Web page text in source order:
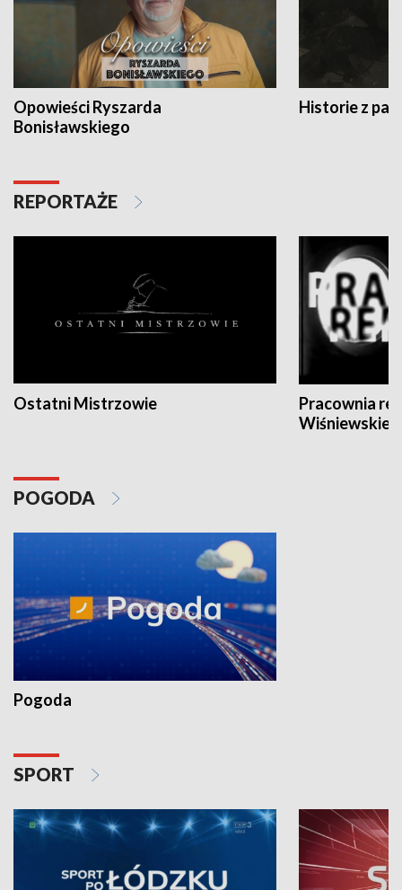
Opowieści Ryszarda
Bonisławskiego
Historie z
REPORTAŻE
Ostatni Mistrzowie
Pracownia
POGODA
Pogoda
SPORT